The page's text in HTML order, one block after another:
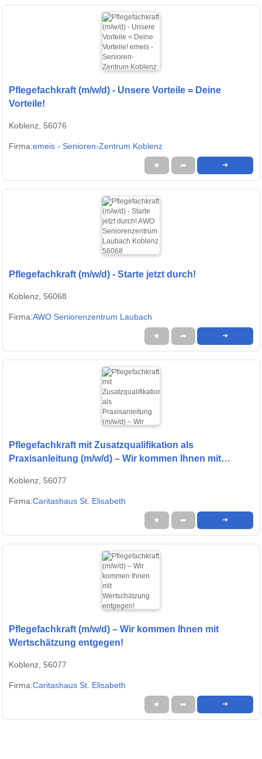
Pflegefachkraft (m/w/d) - Unsere Vorteile = Deine
Vorteile!
Koblenz, 56076
Firma:emeis - Senioren-Zentrum Koblenz
★ ➦ ➜
Pflegefachkraft (m/w/d) - Starte jetzt durch!
Koblenz, 56068
Firma:AWO Seniorenzentrum Laubach
★ ➦ ➜
Pflegefachkraft mit Zusatzqualifikation als
Praxisanleitung (m/w/d) – Wir kommen Ihnen mit
Koblenz, 56077
Firma:Caritashaus St. Elisabeth
★ ➦ ➜
Pflegefachkraft (m/w/d) – Wir kommen Ihnen mit
Wertschätzung entgegen!
Koblenz, 56077
Firma:Caritashaus St. Elisabeth
★ ➦ ➜